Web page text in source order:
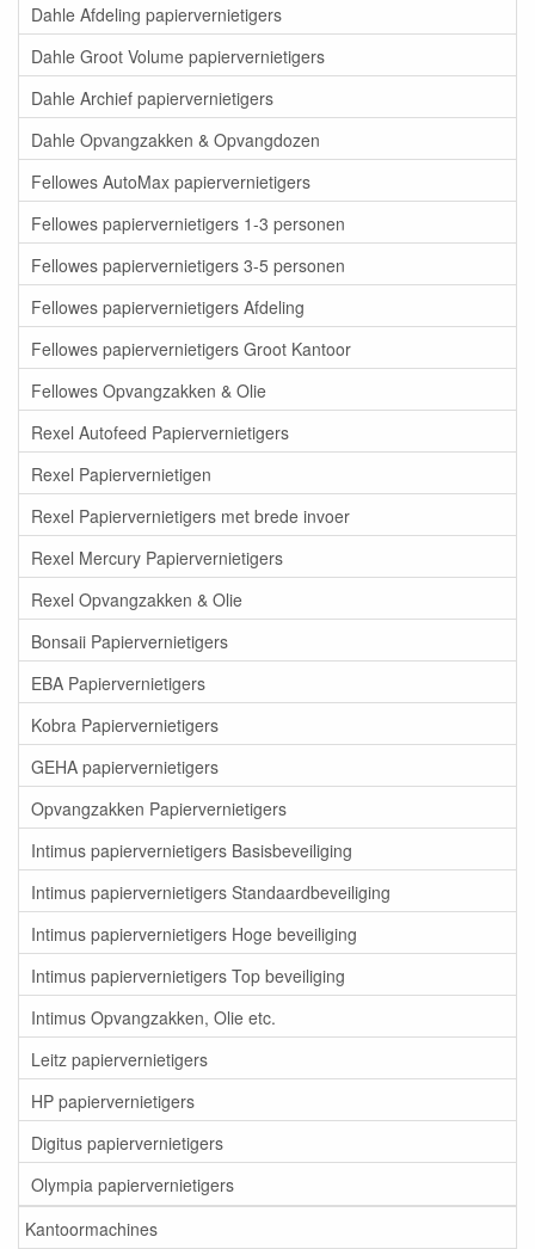
Dahle Afdeling papiervernietigers
Dahle Groot Volume papiervernietigers
Dahle Archief papiervernietigers
Dahle Opvangzakken & Opvangdozen
Fellowes AutoMax papiervernietigers
Fellowes papiervernietigers 1-3 personen
Fellowes papiervernietigers 3-5 personen
Fellowes papiervernietigers Afdeling
Fellowes papiervernietigers Groot Kantoor
Fellowes Opvangzakken & Olie
Rexel Autofeed Papiervernietigers
Rexel Papiervernietigen
Rexel Papiervernietigers met brede invoer
Rexel Mercury Papiervernietigers
Rexel Opvangzakken & Olie
Bonsaii Papiervernietigers
EBA Papiervernietigers
Kobra Papiervernietigers
GEHA papiervernietigers
Opvangzakken Papiervernietigers
Intimus papiervernietigers Basisbeveiliging
Intimus papiervernietigers Standaardbeveiliging
Intimus papiervernietigers Hoge beveiliging
Intimus papiervernietigers Top beveiliging
Intimus Opvangzakken, Olie etc.
Leitz papiervernietigers
HP papiervernietigers
Digitus papiervernietigers
Olympia papiervernietigers
Kantoormachines